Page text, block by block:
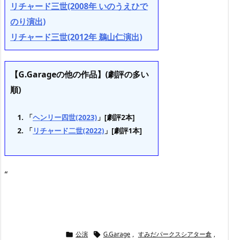
リチャード三世(2008年 いのうえひで
のり演出)
リチャード三世(2012年 鵜山仁演出)
【G.Garageの他の作品】(劇評の多い
順)
「ヘンリー四世(2023) 」[劇評2本]
「リチャード二世(2022) 」[劇評1本]
“
 公演  G.Garage , すみだパークスシアター倉 ,